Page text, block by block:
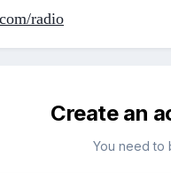
radio
Create an
You need to